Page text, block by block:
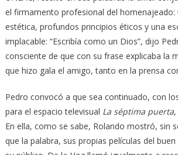
el firmamento profesional del homenajeado:
estética, profundos principios éticos y una
implacable: “Escribía como un Dios”, dijo
consciente de que con su frase explicaba la
que hizo gala el amigo, tanto en la prensa
Pedro convocó a que sea continuado, con
para el espacio televisual La séptima puerta,
En ella, como se sabe, Rolando mostró, sin
que la palabra, sus propias películas del